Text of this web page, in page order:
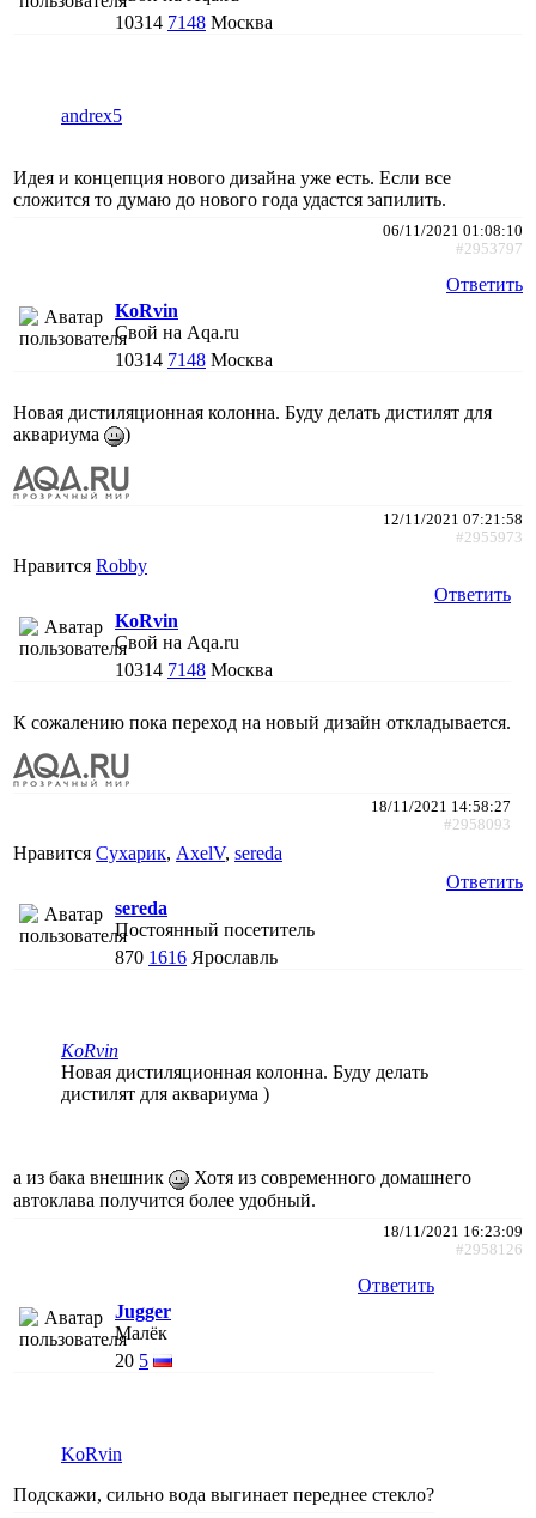
10314 7148 Москва
andrex5
Идея и концепция нового дизайна уже есть. Если все
сложится то думаю до нового года удастся запилить.
06/11/2021 01:08:10
#2953797
Ответить
KoRvin
Свой на Aqa.ru
10314 7148 Москва
Новая дистиляционная колонна. Буду делать дистилят для
аквариума
)
12/11/2021 07:21:58
#2955973
Нравится Robby
Ответить
KoRvin
Свой на Aqa.ru
10314 7148 Москва
К сожалению пока переход на нoвый дизайн откладывается.
18/11/2021 14:58:27
#2958093
Нравится Сухарик, AxelV, sereda
Ответить
sereda
Постоянный посетитель
870 1616 Ярославль
KoRvin
Новая дистиляционная колонна. Буду делать
дистилят для аквариума )
а из бака внешник
Хотя из современного домашнего
автоклава получится более удобный.
18/11/2021 16:23:09
#2958126
Ответить
Jugger
Малёк
20 5
KoRvin
Подскажи, сильно вода выгинает переднее стекло?